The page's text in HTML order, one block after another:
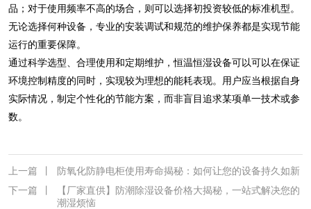
品；对于使用频率不高的场合，则可以选择初投资较低的标准机型。
无论选择何种设备，专业的安装调试和规范的维护保养都是实现节能
运行的重要保障。
通过科学选型、合理使用和定期维护，恒温恒湿设备可以可以在保证
环境控制精度的同时，实现较为理想的能耗表现。用户应当根据自身
实际情况，制定个性化的节能方案，而非盲目追求某项单一技术或参
数。
上一篇
防氧化防静电柜使用寿命揭秘：如何让您的设备持久如新
下一篇
【厂家直供】防潮除湿设备价格大揭秘，一站式解决您的
潮湿烦恼